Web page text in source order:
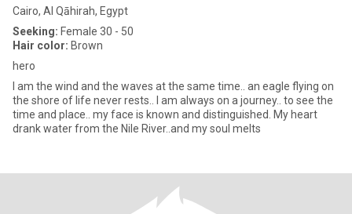
Cairo, Al Qāhirah, Egypt
Seeking: Female 30 - 50
Hair color: Brown
hero
I am the wind and the waves at the same time.. an eagle flying on
the shore of life never rests.. I am always on a journey.. to see the
time and place.. my face is known and distinguished. My heart
drank water from the Nile River..and my soul melts